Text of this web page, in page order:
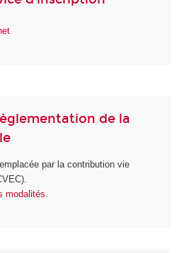
de la
par la contribution vie
modalités.